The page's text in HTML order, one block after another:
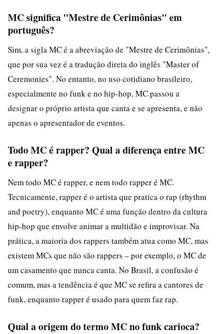
MC significa "Mestre de Cerimônias" em
português?
Sim, a sigla MC é a abreviação de "Mestre de Cerimônias",
que por sua vez é a tradução direta do inglês "Master of
Ceremonies". No entanto, no uso cotidiano brasileiro,
especialmente no funk e no hip-hop, MC passou a
designar o próprio artista que canta e se apresenta, e não
apenas o apresentador de eventos.
Todo MC é rapper? Qual a diferença entre MC
e rapper?
Nem todo MC é rapper, e nem todo rapper é MC.
Tecnicamente, rapper é o artista que pratica o rap (rhythm
and poetry), enquanto MC é uma função dentro da cultura
hip-hop que envolve animar a multidão e improvisar. Na
prática, a maioria dos rappers também atua como MC, mas
existem MCs que não são rappers – por exemplo, o MC de
um casamento que nunca canta. No Brasil, a confusão é
comum, mas a tendência é que MC se refira a cantores de
funk, enquanto rapper é usado para quem faz rap.
Qual a origem do termo MC no funk carioca?